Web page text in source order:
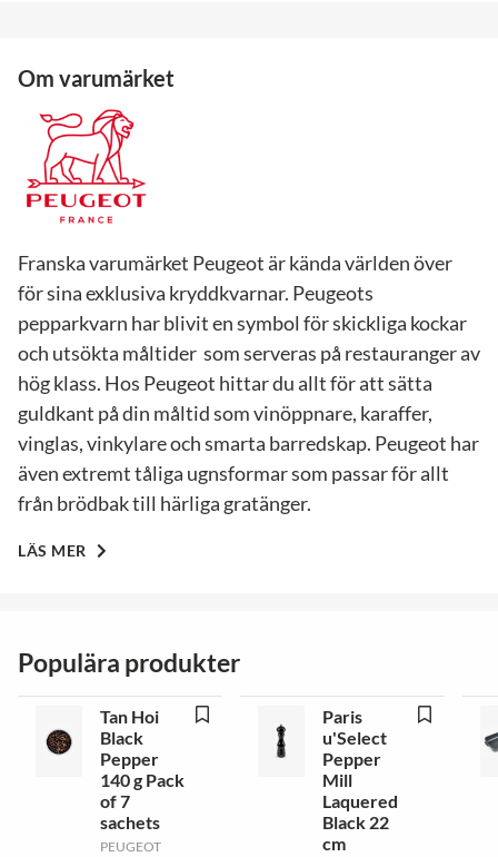
Om varumärket
Franska varumärket Peugeot är kända världen över
för sina exklusiva kryddkvarnar. Peugeots
pepparkvarn har blivit en symbol för skickliga kockar
och utsökta måltider som serveras på restauranger av
hög klass. Hos Peugeot hittar du allt för att sätta
guldkant på din måltid som vinöppnare, karaffer,
vinglas, vinkylare och smarta barredskap. Peugeot har
även extremt tåliga ugnsformar som passar för allt
från brödbak till härliga gratänger.
LÄS MER
Populära produkter
Tan Hoi
Black
Pepper
140 g Pack
of 7
sachets
PEUGEOT
Paris
u'Select
Pepper
Mill
Laquered
Black 22
cm